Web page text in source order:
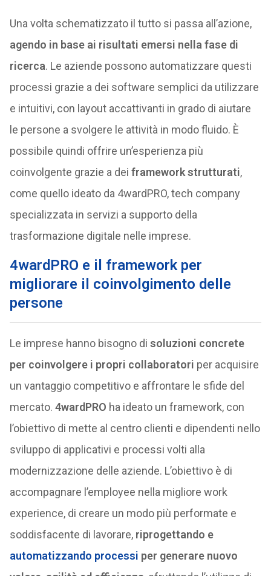
Una volta schematizzato il tutto si passa all’azione,
agendo in base ai risultati emersi nella fase di
ricerca. Le aziende possono automatizzare questi
processi grazie a dei software semplici da utilizzare
e intuitivi, con layout accattivanti in grado di aiutare
le persone a svolgere le attività in modo fluido. È
possibile quindi offrire un’esperienza più
coinvolgente grazie a dei framework strutturati,
come quello ideato da 4wardPRO, tech company
specializzata in servizi a supporto della
trasformazione digitale nelle imprese.
4wardPRO e il framework per
migliorare il coinvolgimento delle
persone
Le imprese hanno bisogno di soluzioni concrete
per coinvolgere i propri collaboratori per acquisire
un vantaggio competitivo e affrontare le sfide del
mercato. 4wardPRO ha ideato un framework, con
l’obiettivo di mette al centro clienti e dipendenti nello
sviluppo di applicativi e processi volti alla
modernizzazione delle aziende. L’obiettivo è di
accompagnare l’employee nella migliore work
experience, di creare un modo più performate e
soddisfacente di lavorare,riprogettando e
automatizzando processi per generare nuovo